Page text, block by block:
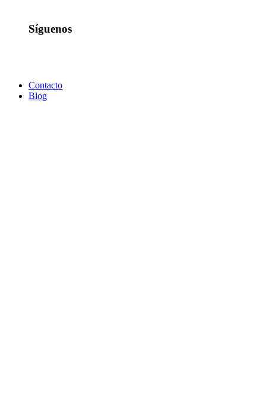
Síguenos
Contacto
Blog